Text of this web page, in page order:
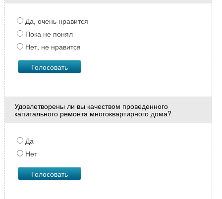
Да, очень нравится
Пока не понял
Нет, не нравится
Удовлетворены ли вы качеством проведенного
капитального ремонта многоквартирного дома?
Да
Нет